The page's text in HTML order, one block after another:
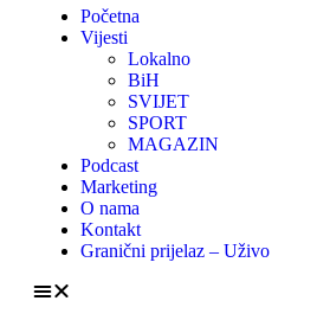
Početna
Vijesti
Lokalno
BiH
SVIJET
SPORT
MAGAZIN
Podcast
Marketing
O nama
Kontakt
Granični prijelaz – Uživo